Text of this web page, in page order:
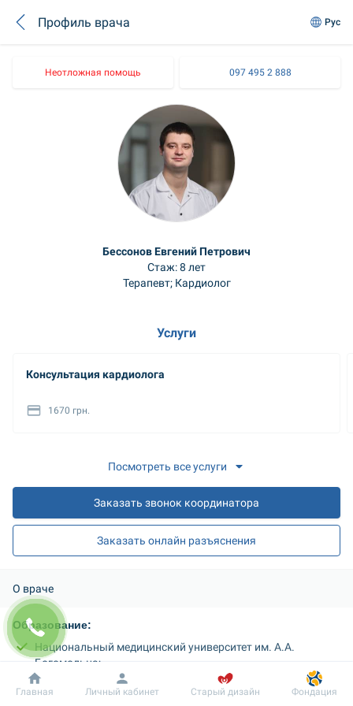
Профиль врача Рус
Неотложная помощь 097 495 2 888
Бессонов Евгений Петрович
Стаж: 8 лет
Терапевт; Кардиолог
Услуги
Консультация кардиолога
1670 грн.
Посмотреть все услуги
Заказать звонок координатора
Заказать онлайн разъяснения
О враче
Образование:
Национальный медицинский университет им. А.А.
Богомольца;
интернатура по специальности «Внутренние болезни»;
Добробут Информация Пациенту
Главная Личный кабинет Старый дизайн Фондация